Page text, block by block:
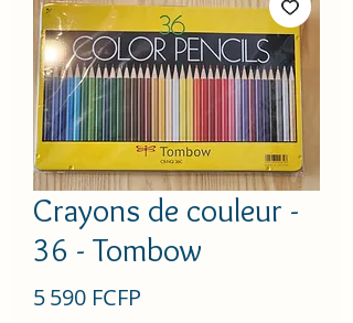
Crayons de couleur -
36 - Tombow
5 590 FCFP